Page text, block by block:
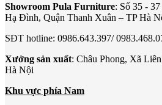
Showroom Pula Furniture: Số 35 -
Hạ Đình, Quận Thanh Xuân – TP Hà
SĐT hotline: 0986.643.397/
Xưởng sản xuất: Châu Phong, Xã
Hà Nội
Khu vực phía Nam